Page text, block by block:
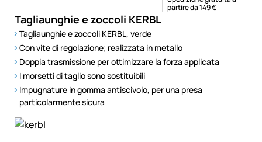
Tagliaunghie e zoccoli KERBL
Tagliaunghie e zoccoli KERBL, verde
Con vite di regolazione; realizzata in metallo
Doppia trasmissione per ottimizzare la forza applicata
I morsetti di taglio sono sostituibili
Impugnature in gomma antiscivolo, per una presa
particolarmente sicura
partire da 149 €